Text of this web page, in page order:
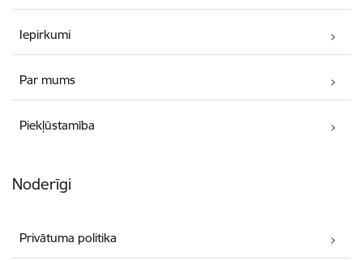
Iepirkumi
Par mums
Piekļūstamība
Noderīgi
Privātuma politika